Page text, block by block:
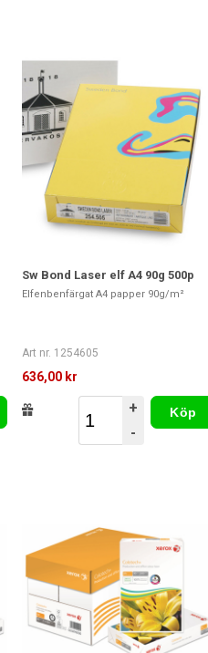
Sw Bond Laser elf A4 90g 500p
Elfenbenfärgat A4 papper 90g/m²
Art nr. 1254605
636,00 kr
+
-
Köp